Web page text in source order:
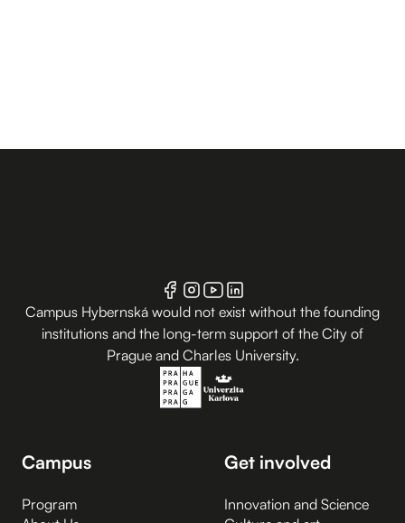
Campus Hybernská would not exist without the founding
institutions and the long-term support of the City of
Prague and Charles University.
Campus
Program
Get involved
Innovation and Science